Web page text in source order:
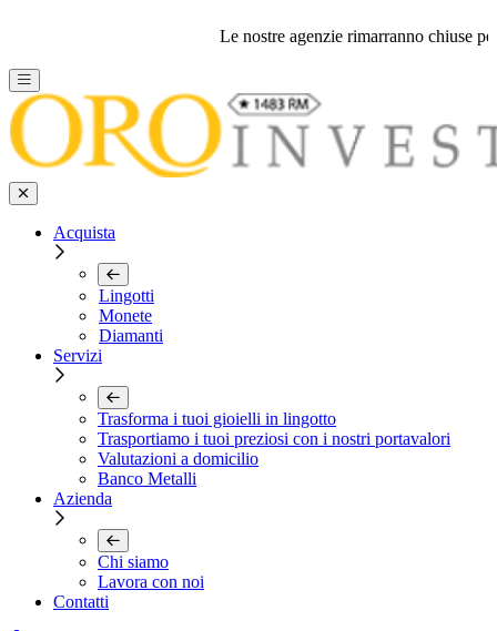
Le nostre agenzie rimarranno chiuse per
Acquista
Lingotti
Monete
Diamanti
Servizi
Trasforma i tuoi gioielli in lingotto
Trasportiamo i tuoi preziosi con i nostri portavalori
Valutazioni a domicilio
Banco Metalli
Azienda
Chi siamo
Lavora con noi
Contatti